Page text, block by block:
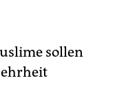
sollen